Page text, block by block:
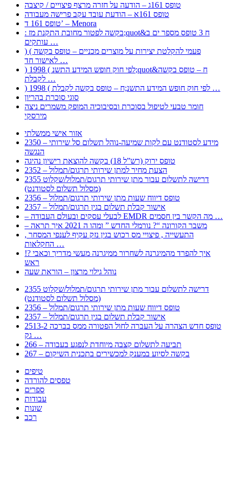
טופס 161ג – הודעה על חזרה מרצף פיצויים / קיצבה
טופס 161א – הודעת עובד עקב פרישה מעבודה
טופס 161 ד’ – Menora
: בקשה לפטור מחובת התקנת מז;quot&ח 3 טופס מספר ים ב
עותקים …
) ( פעמי להקלטת יצירות על מוצרים מכניים – טופס בקשה
לאישור חד …
) 1998 ( לפי חוק חופש המידע התשנ;quot&ח – טופס בקשה
לקבלת …
) 1998 ( לפי חוק חופש המידע התשנ;ח – טופס בקשה לקבלת …
סוגי סוכרת בהריון
חומר טבעי לטיפול בסוכרת ובסיבוכיה המופק משמרים ניצה
מירסקי
אזור אישי ממשלתי
2350 – מידע לסטודנט עם לקות שמיעה-נוהל תשלום סל שירותי
הנגשה
טופס ירוק (רש”ל 18) בקשה להוצאת רישיון נהיגה
2352 – הצעת מחיר למתן שירותי תרגום/תמלול
2355 דרישה לתשלום עבור מתן שירותי תרגום/תמלול/שקלוט
(מסלול תשלום לסטודנט)
2356 – טופס דיווח שעות מתן שירותי תרגום/תמלול
2357 – אישור קבלת תשלום בגין תרגום/תמלול
– לבעלי עסקים ובעולם העבודה EMDR מה הקשר בין חסמים …
– משבר הקורונה “? נורמלי החדש ” ומהו ה 2021 איך תראה
, התעשייה , פיצויי מס רכוש בגין נזק עקיף לענפי המסחר
החקלאות …
!? איך להפרד מהמיגרנה לשחרור ממיגרנה מעשי מדריך וכאבי
ראש
נוהל גילוי מרצון – הוראת שעה
2355 דרישה לתשלום עבור מתן שירותי תרגום/תמלול/שקלוט
(מסלול תשלום לסטודנט)
2356 – טופס דיווח שעות מתן שירותי תרגום/תמלול
2357 – אישור קבלת תשלום בגין תרגום/תמלול
2513-2 טופס חדש הצהרה על העברה לחול הפטורה ממס בברכה
גק …
266 – תביעה לתשלום קצבה מיוחדת לנפגע בעבודה
267 – בקשה לסיוע במענק למכשירים בתכנית השיקום
טיפים
טפסים להורדה
ספרים
עבודות
שונות
רכב